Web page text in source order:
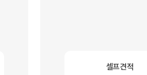
셀프견적